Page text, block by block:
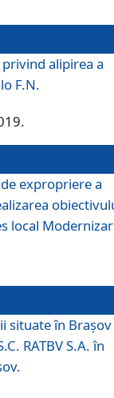
alipirea a
F.N.
expropriere a
local
situate în Brașov
RATBV S.A. în